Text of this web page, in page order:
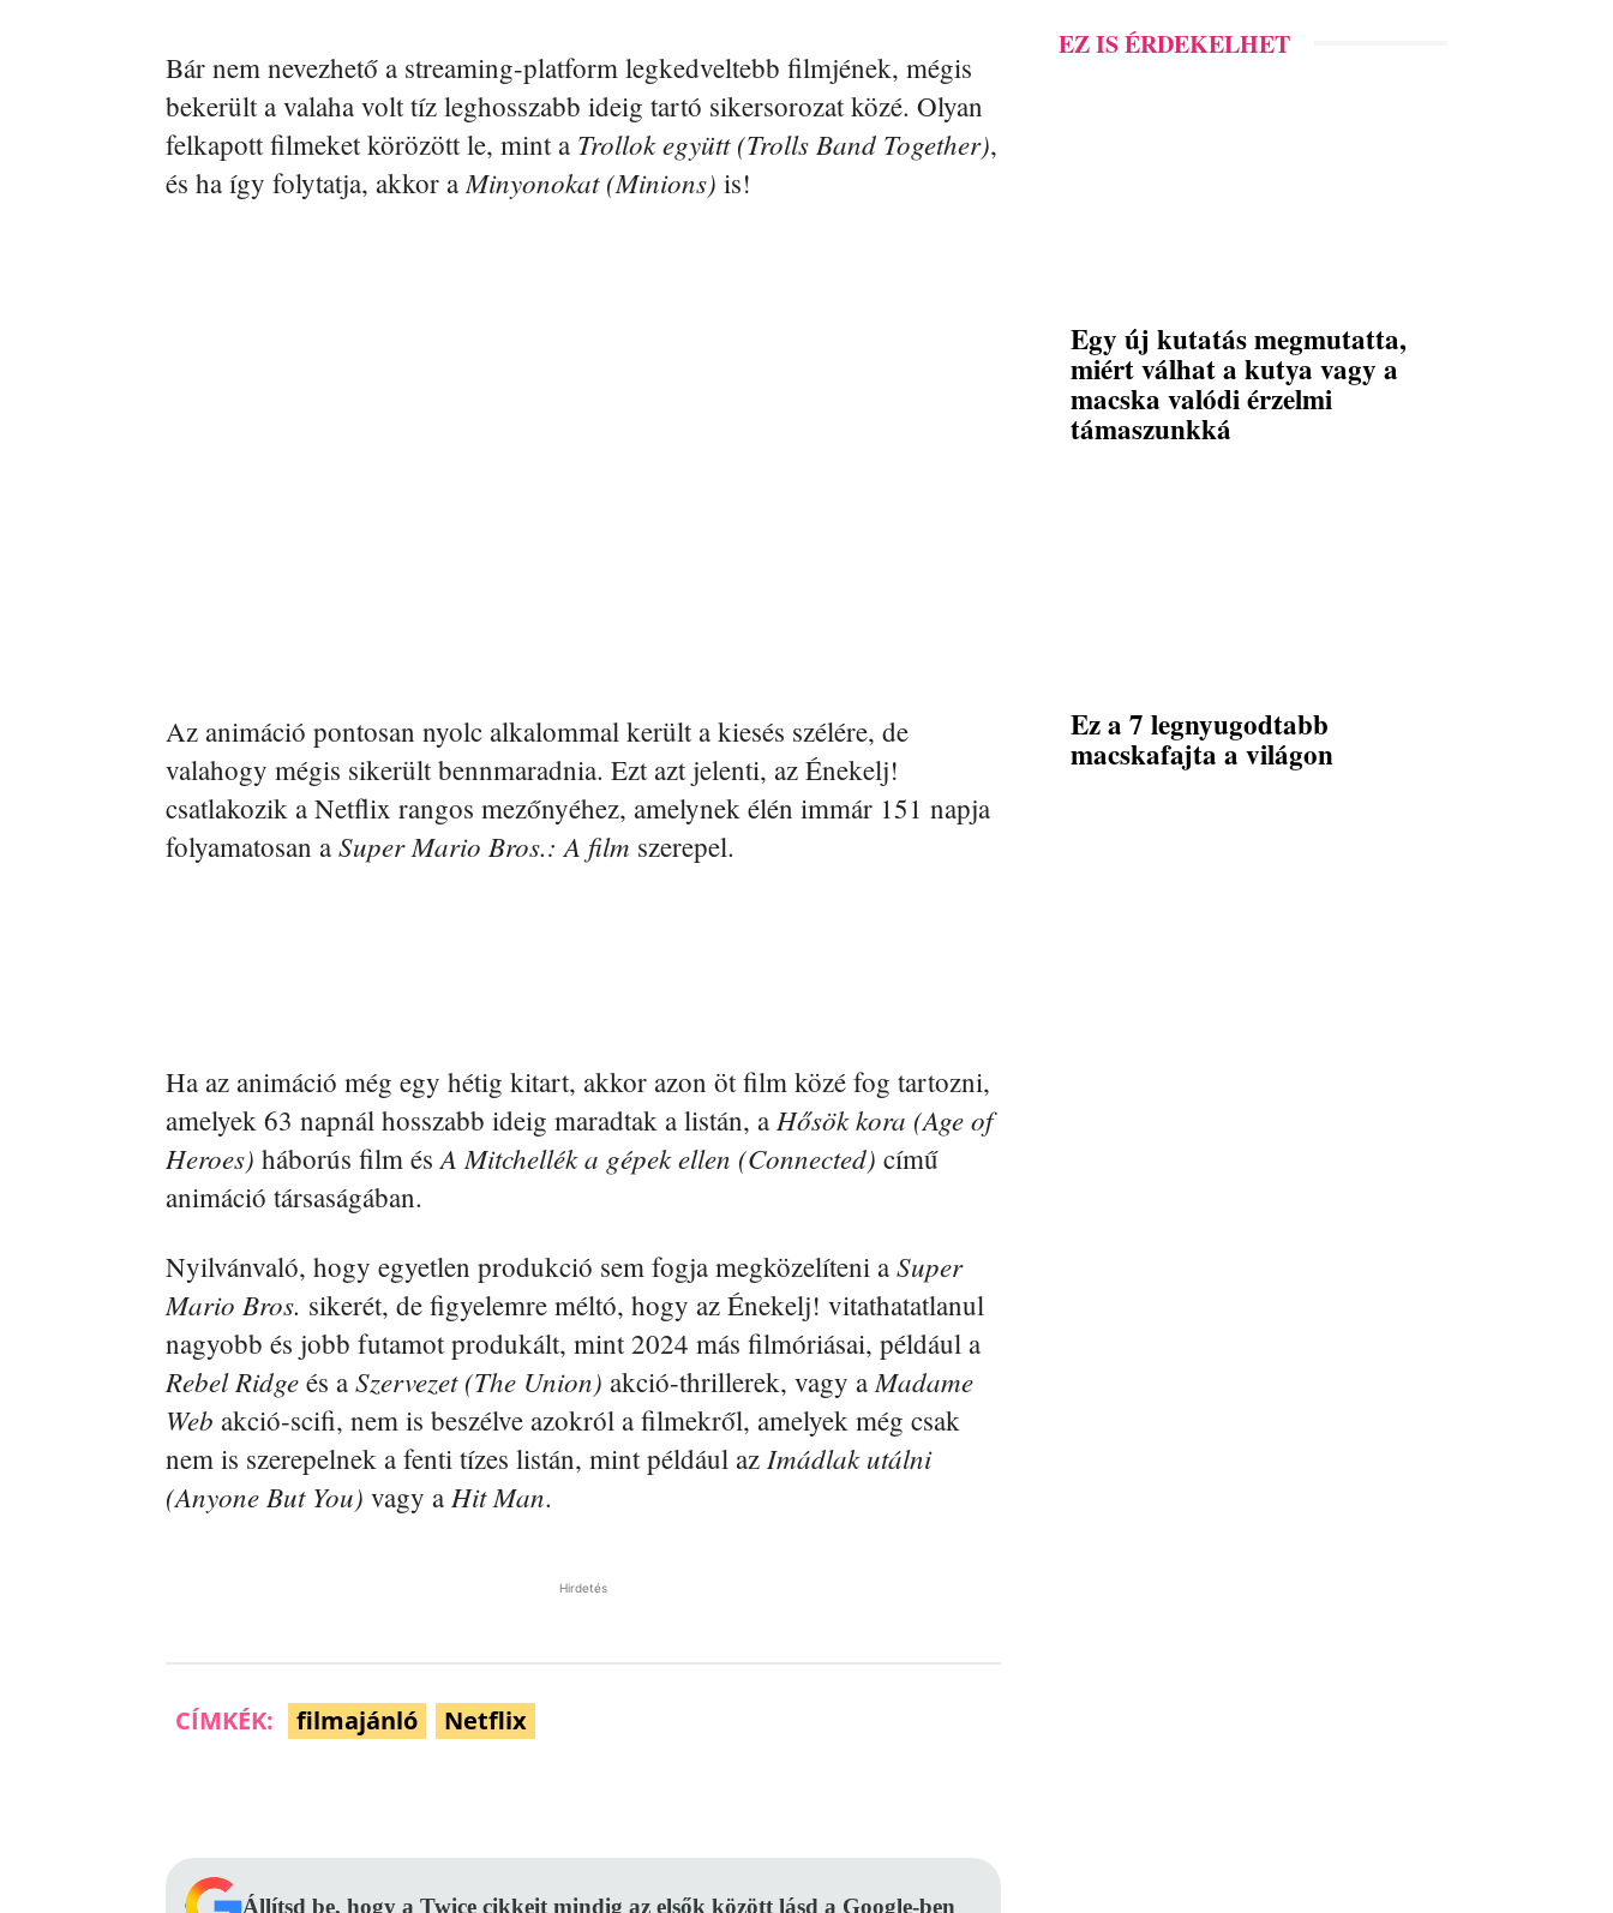
Bár nem nevezhető a streaming-platform legkedveltebb filmjének, mégis
bekerült a valaha volt tíz leghosszabb ideig tartó sikersorozat közé. Olyan
felkapott filmeket körözött le, mint a Trollok együtt (Trolls Band Together),
és ha így folytatja, akkor aMinyonokat (Minions) is!
Az animáció pontosan nyolc alkalommal került a kiesés szélére, de
valahogy mégis sikerült bennmaradnia. Ezt azt jelenti, az Énekelj!
csatlakozik a Netflix rangos mezőnyéhez, amelynek élén immár 151 napja
folyamatosan a Super Mario Bros.: A film szerepel.
Ha az animáció még egy hétig kitart, akkor azon öt film közé fog tartozni,
amelyek 63 napnál hosszabb ideig maradtak a listán, a Hősök kora (Age of
Heroes) háborús film ésA Mitchellék a gépek ellen (Connected) című
animáció társaságában.
Nyilvánvaló, hogy egyetlen produkció sem fogja megközelíteni a Super
Mario Bros. sikerét, de figyelemre méltó, hogy az Énekelj! vitathatatlanul
nagyobb és jobb futamot produkált, mint 2024 más filmóriásai, például a
Rebel Ridge és a Szervezet (The Union) akció-thrillerek, vagy aMadame
Web akció-scifi, nem is beszélve azokról a filmekről, amelyek még csak
nem is szerepelnek a fenti tízes listán, mint például az Imádlak utálni
(Anyone But You) vagy a Hit Man.
Hirdetés
CÍMKÉK: filmajánló Netflix
Állítsd be, hogy a Twice cikkeit mindig az elsők között lásd a Google-ben
EZ IS ÉRDEKELHET
Egy új kutatás megmutatta,
miért válhat a kutya vagy a
macska valódi érzelmi
támaszunkká
Ez a 7 legnyugodtabb
macskafajta a világon